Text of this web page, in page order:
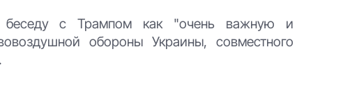
беседу с Трампом как "очень важную и
обороны Украины, совместного